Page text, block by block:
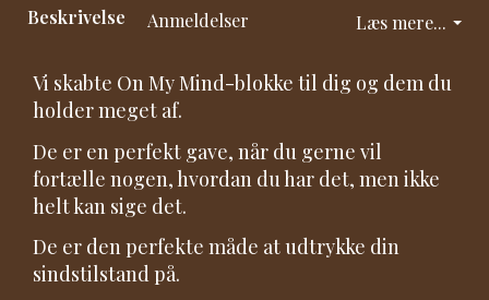
Læs mere...
Beskrivelse Anmeldelser
Vi skabte On My Mind-blokke til dig og dem du
holder meget af.
De er en perfekt gave, når du gerne vil
fortælle nogen, hvordan du har det, men ikke
helt kan sige det.
De er den perfekte måde at udtrykke din
sindstilstand på.